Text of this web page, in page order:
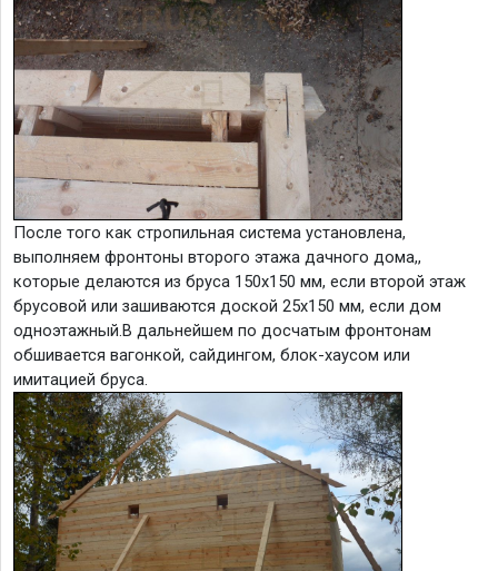
После того как стропильная система установлена,
выполняем фронтоны второго этажа дачного дома,,
которые делаются из бруса 150х150 мм, если второй этаж
брусовой или зашиваются доской 25х150 мм, если дом
одноэтажный.В дальнейшем по досчатым фронтонам
обшивается вагонкой, сайдингом, блок-хаусом или
имитацией бруса.